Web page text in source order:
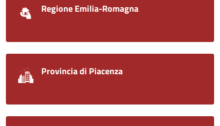
Regione Emilia-Romagna
Provincia di Piacenza